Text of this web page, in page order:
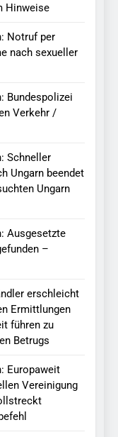
Hinweise
Notruf per
nach sexueller
Bundespolizei
Verkehr /
Schneller
Ungarn beendet
Ungarn
Ausgesetzte
–
erschleicht
Ermittlungen
führen zu
Betrugs
Europaweit
Vereinigung